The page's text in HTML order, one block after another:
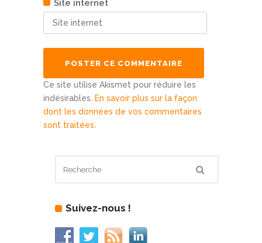
Site internet
Ce site utilise Akismet pour réduire les
indésirables. En savoir plus sur la façon
dont les données de vos commentaires
sont traitées.
Suivez-nous !